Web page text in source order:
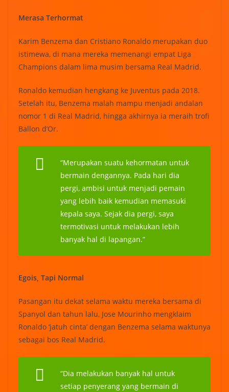
Merasa Terhormat
Karim Benzema dan Cristiano Ronaldo merupakan duo
istimewa, di mana mereka memenangi empat Liga
Champions dalam lima musim bersama Real Madrid.
Ronaldo kemudian hengkang ke Juventus pada 2018.
Setelah itu, Benzema malah mampu menjadi andalan
nomor 1 di Real Madrid, hingga akhirnya ia meraih trofi
Ballon d’Or.
“Merupakan suatu kehormatan untuk
bermain dengannya. Pada hari dia
pergi, ambisi untuk menjadi pemain
yang lebih baik kemudian memasuki
kepala saya. Sejak dia pergi, saya
termotivasi untuk melakukan lebih
banyak hal di lapangan.”
Egois, Tapi Normal
Pasangan itu dekat selama waktu mereka bersama di
Spanyol dan tahun lalu, Jose Mourinho mengklaim
Ronaldo ‘jatuh cinta’ dengan Benzema selama waktunya
sebagai bos Real Madrid.
“Dia melakukan banyak hal untuk
setiap penyerang yang bermain di